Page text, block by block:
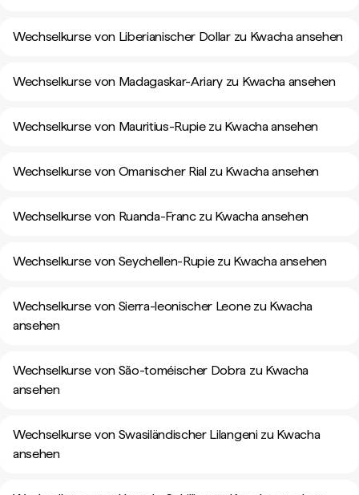
Wechselkurse von Liberianischer Dollar zu Kwacha ansehen
Wechselkurse von Madagaskar-Ariary zu Kwacha ansehen
Wechselkurse von Mauritius-Rupie zu Kwacha ansehen
Wechselkurse von Omanischer Rial zu Kwacha ansehen
Wechselkurse von Ruanda-Franc zu Kwacha ansehen
Wechselkurse von Seychellen-Rupie zu Kwacha ansehen
Wechselkurse von Sierra-leonischer Leone zu Kwacha
ansehen
Wechselkurse von São-toméischer Dobra zu Kwacha
ansehen
Wechselkurse von Swasiländischer Lilangeni zu Kwacha
ansehen